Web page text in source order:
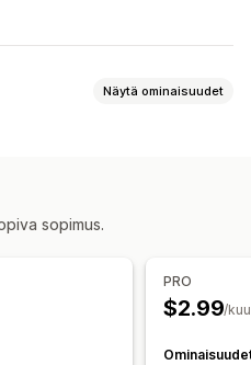
Näytä ominaisuudet
Vertailuanalyysi
sopimus.
PRO
$2.99/